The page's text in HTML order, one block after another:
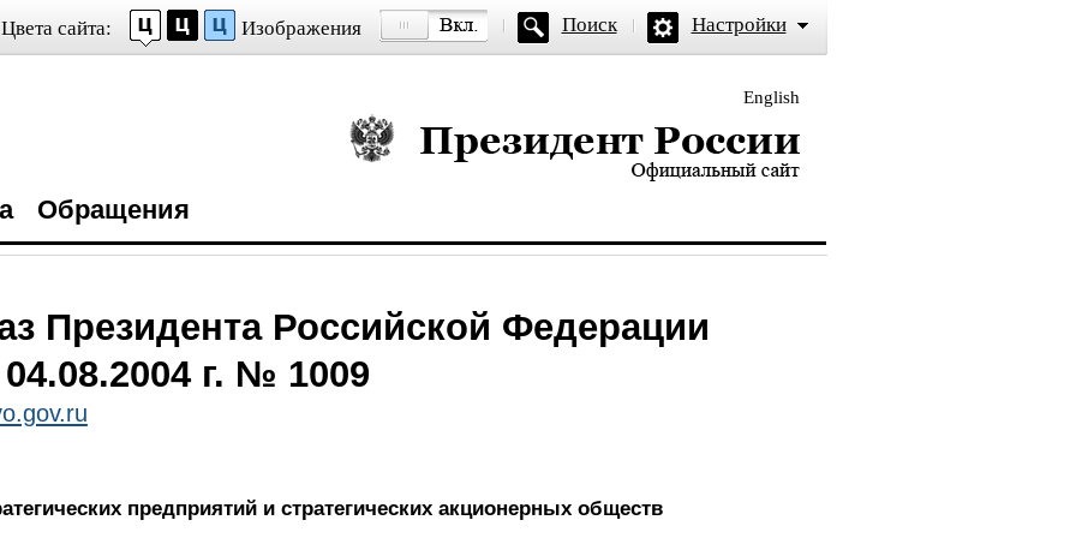
Цвета сайта: Изображения Поиск Настройки
English
Президент России — официальный сайт
Обращения
Президента Российской Федерации
04.08.2004 г. № 1009
предприятий и стратегических акционерных обществ